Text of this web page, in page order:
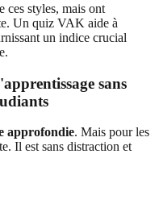
ces styles, mais ont
Un quiz VAK aide à
un indice crucial
sans
approfondie. Mais pour les
Il est sans distraction et